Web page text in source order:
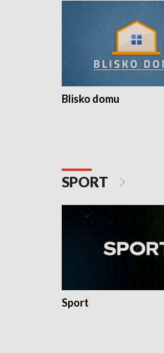
Blisko domu
SPORT
Sport